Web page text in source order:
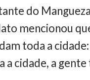
do
mencionou
toda a
a cidade, a